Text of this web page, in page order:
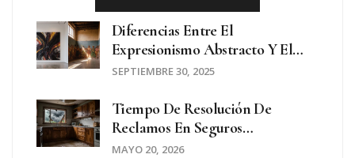
Diferencias Entre El
Expresionismo Abstracto Y El
Realismo Social
SEPTIEMBRE 30, 2025
Tiempo De Resolución De
Reclamos En Seguros
Inmobiliarios: Plazos, Leyes Y
MAYO 20, 2026